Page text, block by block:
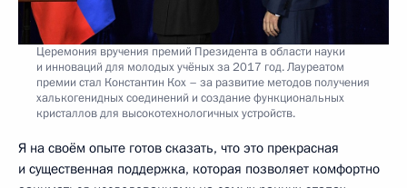
Церемония вручения премий Президента в области науки
и инноваций для молодых учёных за 2017 год. Лауреатом
премии стал Константин Кох – за развитие методов получения
халькогенидных соединений и создание функциональных
кристаллов для высокотехнологичных устройств.
Я на своём опыте готов сказать, что это прекрасная
и существенная поддержка, которая позволяет комфортно